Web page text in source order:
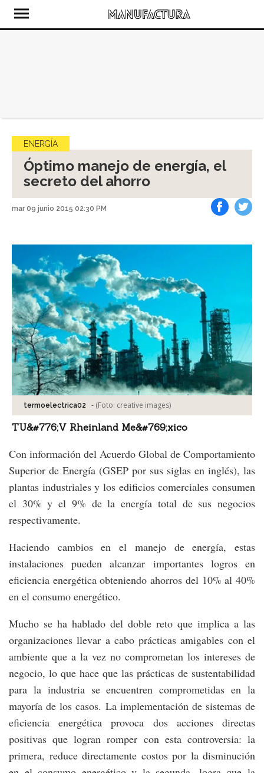
ENERGÍA
Óptimo manejo de energía, el
secreto del ahorro
mar 09 junio 2015 02:30 PM
termoelectrica02 - (Foto: creative images)
TU&#776;V Rheinland Me&#769;xico
Con información del Acuerdo Global de Comportamiento
Superior de Energía (GSEP por sus siglas en inglés), las
plantas industriales y los edificios comerciales consumen
el 30% y el 9% de la energía total de sus negocios
respectivamente.
Haciendo cambios en el manejo de energía, estas
instalaciones pueden alcanzar importantes logros en
eficiencia energética obteniendo ahorros del 10% al 40%
en el consumo energético.
Mucho se ha hablado del doble reto que implica a las
organizaciones llevar a cabo prácticas amigables con el
ambiente que a la vez no comprometan los intereses de
negocio, lo que hace que las prácticas de sustentabilidad
para la industria se encuentren comprometidas en la
mayoría de los casos. La implementación de sistemas de
eficiencia energética provoca dos acciones directas
positivas que logran romper con esta controversia: la
primera, reduce directamente costos por la disminución